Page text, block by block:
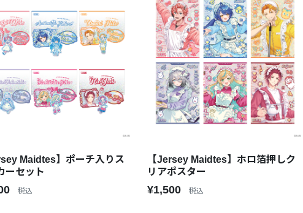
Maidtes】ポーチ入りス
ーセット
税込
【Jersey Maidtes】ホロ箔押しク
リアポスター
¥1,500 税込